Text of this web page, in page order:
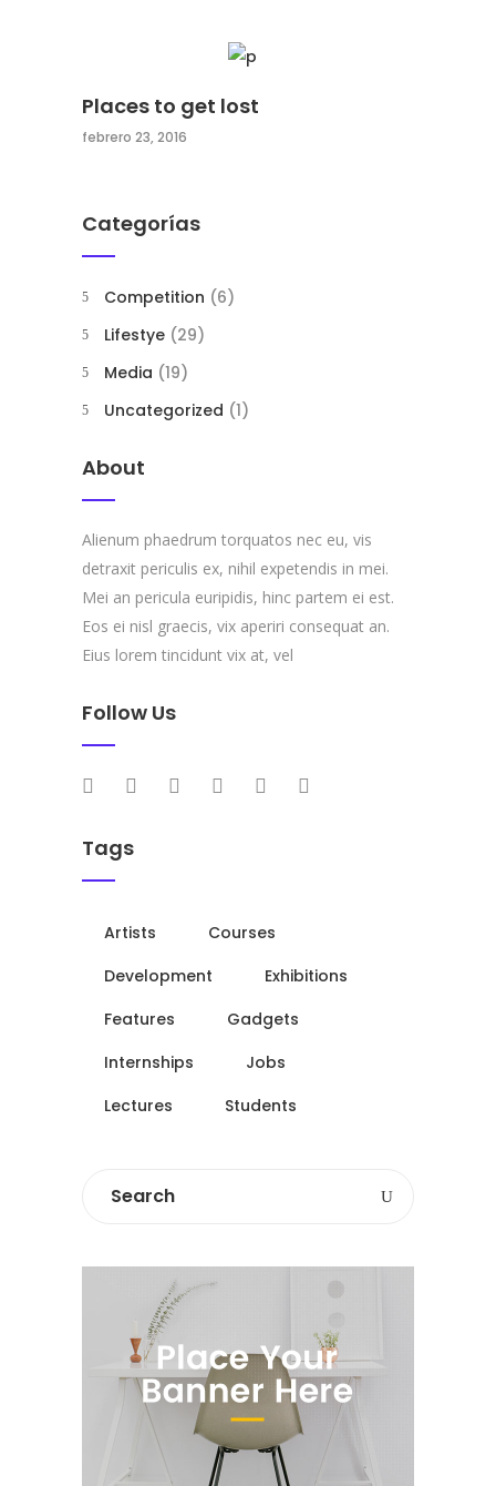
Places to get lost
febrero 23, 2016
Categorías
Competition (6)
Lifestye (29)
Media (19)
Uncategorized (1)
About
Alienum phaedrum torquatos nec eu, vis
detraxit periculis ex, nihil expetendis in mei.
Mei an pericula euripidis, hinc partem ei est.
Eos ei nisl graecis, vix aperiri consequat an.
Eius lorem tincidunt vix at, vel
Follow Us
Tags
Artists
Courses
Development
Exhibitions
Features
Gadgets
Internships
Jobs
Lectures
Students